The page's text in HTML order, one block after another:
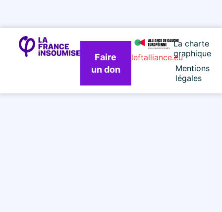
Faire
un don
La charte
graphique
Mentions
légales
leftalliance.eu